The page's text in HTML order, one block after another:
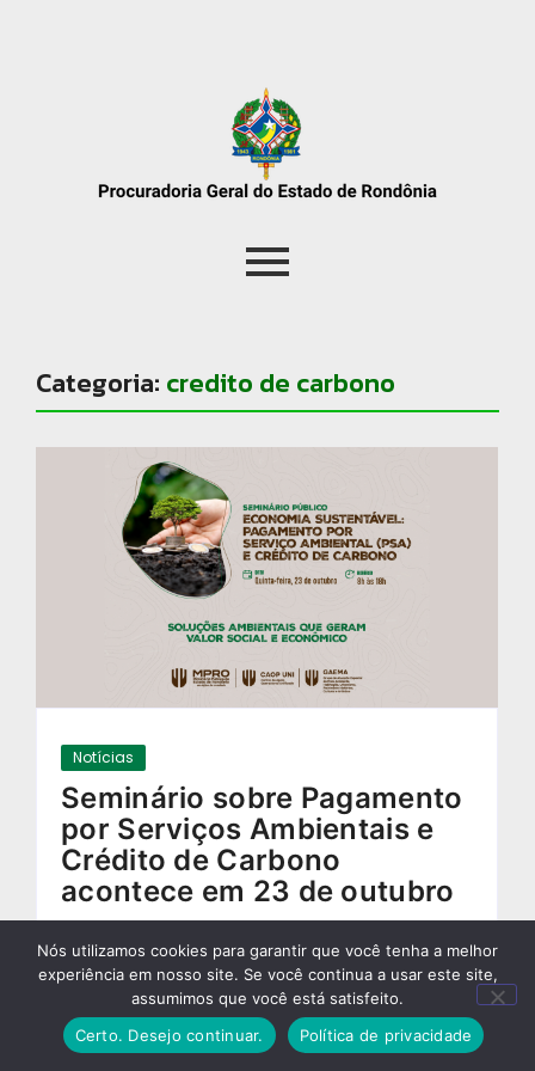
Categoria: credito de carbono
Notícias
Seminário sobre Pagamento
por Serviços Ambientais e
Crédito de Carbono
acontece em 23 de outubro
Nós utilizamos cookies para garantir que você tenha a melhor
experiência em nosso site. Se você continua a usar este site,
assumimos que você está satisfeito.
Certo. Desejo continuar.
Política de privacidade